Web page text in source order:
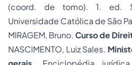
(coord. de tomo). 1. ed.
Universidade Católica de São
MIRAGEM, Bruno. Curso de
NASCIMENTO, Luiz Sales.